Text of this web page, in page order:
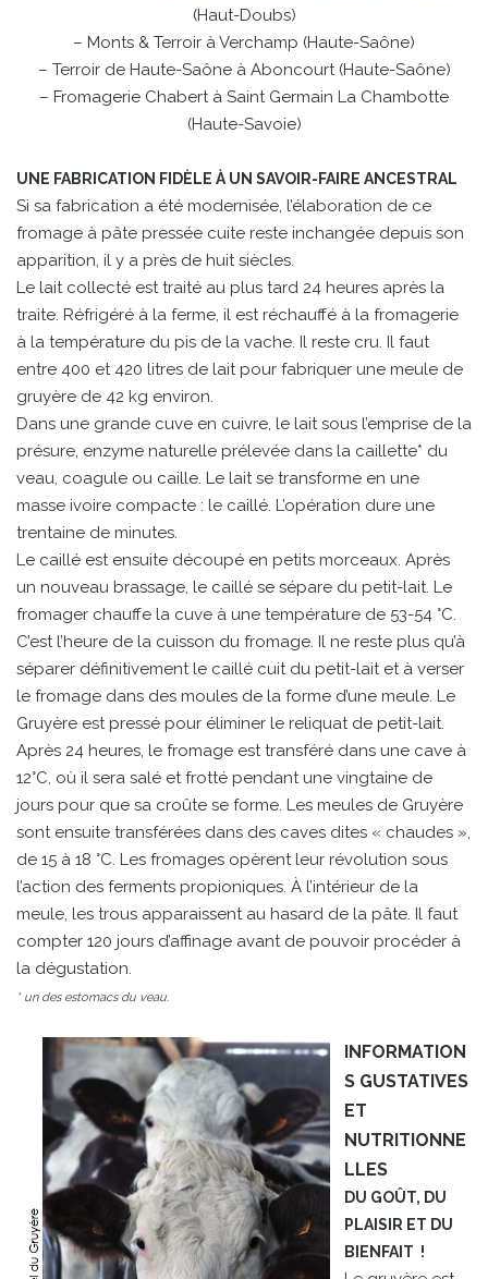
(Haut-Doubs)
– Monts & Terroir à Verchamp (Haute-Saône)
– Terroir de Haute-Saône à Aboncourt (Haute-Saône)
– Fromagerie Chabert à Saint Germain La Chambotte
(Haute-Savoie)
UNE FABRICATION FIDÈLE À UN SAVOIR-FAIRE ANCESTRAL
Si sa fabrication a été modernisée, l’élaboration de ce
fromage à pâte pressée cuite reste inchangée depuis son
apparition, il y a près de huit siècles.
Le lait collecté est traité au plus tard 24 heures après la
traite. Réfrigéré à la ferme, il est réchauffé à la fromagerie
à la température du pis de la vache. Il reste cru. Il faut
entre 400 et 420 litres de lait pour fabriquer une meule de
gruyère de 42 kg environ.
Dans une grande cuve en cuivre, le lait sous l’emprise de la
présure, enzyme naturelle prélevée dans la caillette* du
veau, coagule ou caille. Le lait se transforme en une
masse ivoire compacte : le caillé. L’opération dure une
trentaine de minutes.
Le caillé est ensuite découpé en petits morceaux. Après
un nouveau brassage, le caillé se sépare du petit-lait. Le
fromager chauffe la cuve à une température de 53-54 °C.
C’est l’heure de la cuisson du fromage. Il ne reste plus qu’à
séparer définitivement le caillé cuit du petit-lait et à verser
le fromage dans des moules de la forme d’une meule. Le
Gruyère est pressé pour éliminer le reliquat de petit-lait.
Après 24 heures, le fromage est transféré dans une cave à
12°C, où il sera salé et frotté pendant une vingtaine de
jours pour que sa croûte se forme. Les meules de Gruyère
sont ensuite transférées dans des caves dites « chaudes »,
de 15 à 18 °C. Les fromages opèrent leur révolution sous
l’action des ferments propioniques. À l’intérieur de la
meule, les trous apparaissent au hasard de la pâte. Il faut
compter 120 jours d’affinage avant de pouvoir procéder à
la dégustation.
* un des estomacs du veau.
INFORMATION
S GUSTATIVES
ET
NUTRITIONNE
LLES
DU GOÛT, DU
PLAISIR ET DU
BIENFAIT !